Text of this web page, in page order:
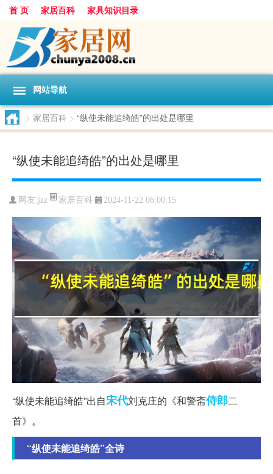
首 页 家居百科 家具知识目录
网站导航
> 家居百科 > “纵使未能追绮皓”的出处是哪里
“纵使未能追绮皓”的出处是哪里
网友:jzz 家居百科 2024-11-22 06:00:15
“纵使未能追绮皓”出自宋代刘克庄的《和警斋侍郎二
首》。
“纵使未能追绮皓”全诗